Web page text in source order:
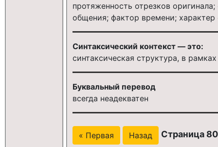
протяженность отрезков
общения; фактор времени;
Синтаксический контекст — это:
синтаксическая структура, в
Буквальный перевод
всегда неадекватен
« Первая Назад Страница